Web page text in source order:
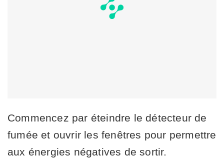
Commencez par éteindre le détecteur de
fumée et ouvrir les fenêtres pour permettre
aux énergies négatives de sortir.